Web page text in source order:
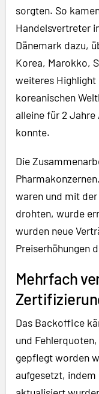
sorgten. So
Handelsvertreter
Dänemark dazu,
Korea, Marokko,
weiteres
koreanischen
alleine für 2 Jahre
konnte.
Die
waren und mit
drohten, wurde
wurden neue
Preiserhöhungen
Mehrfach
Das Backoffice
und
gepflegt worden
aufgesetzt, indem